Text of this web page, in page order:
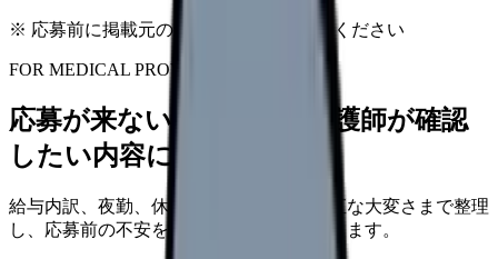
※ 応募前に掲載元の最新情報を確認してください
FOR MEDICAL PROVIDERS
応募が来ない求人票を、看護師が確認
したい内容に直せます
給与内訳、夜勤、休日、教育、職場の正直な大変さまで整理
し、応募前の不安を減らす求人票へ改善します。